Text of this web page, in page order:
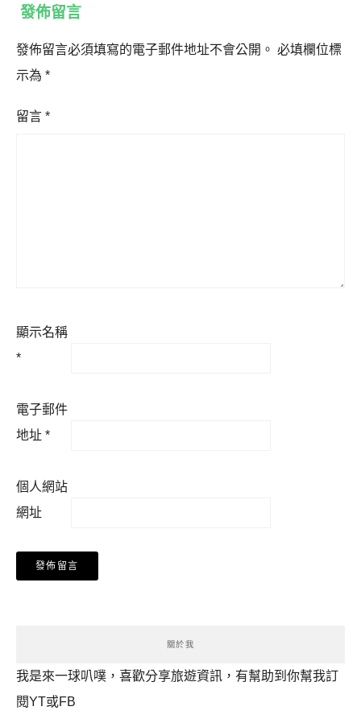
發佈留言
發佈留言必須填寫的電子郵件地址不會公開。 必填欄位標
示為 *
留言 *
顯示名稱
*
電子郵件
地址 *
個人網站
網址
關於我
我是來一球叭噗，喜歡分享旅遊資訊，有幫助到你幫我訂
閱YT或FB